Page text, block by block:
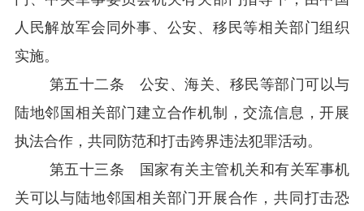
人民解放军会同外事、公安、移民等相关部门组织
实施。
第五十二条 公安、海关、移民等部门可以与
陆地邻国相关部门建立合作机制，交流信息，开展
执法合作，共同防范和打击跨界违法犯罪活动。
第五十三条 国家有关主管机关和有关军事机
关可以与陆地邻国相关部门开展合作，共同打击恐